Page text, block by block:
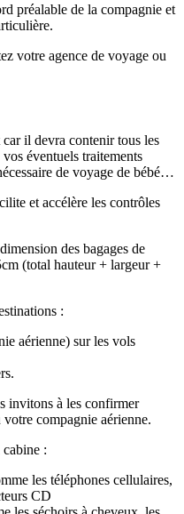
préalable de la compagnie et
votre agence de voyage ou
il devra contenir tous les
éventuels traitements
de voyage de bébé…
et accélère les contrôles
des bagages de
(total hauteur + largeur +
:
aérienne) sur les vols
invitons à les confirmer
compagnie aérienne.
cabine :
les téléphones cellulaires,
CD